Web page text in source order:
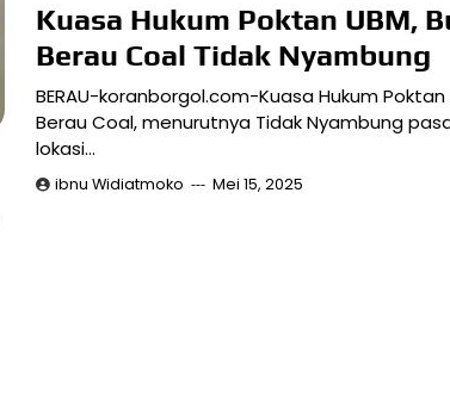
Kuasa Hukum Poktan UBM,
Berau Coal Tidak Nyambung
BERAU-koranborgol.com-Kuasa Hukum Poktan
Berau Coal, menurutnya Tidak Nyambung
lokasi…
ibnu Widiatmoko Mei 15, 2025